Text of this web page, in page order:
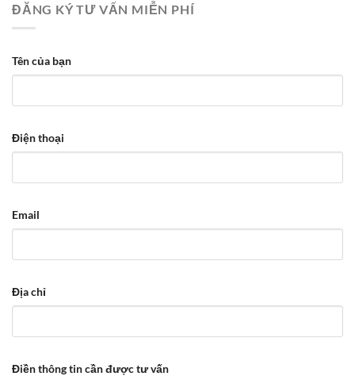
ĐĂNG KÝ TƯ VẤN MIỄN PHÍ
Tên của bạn
Điện thoại
Email
Địa chỉ
Điền thông tin cần được tư vấn